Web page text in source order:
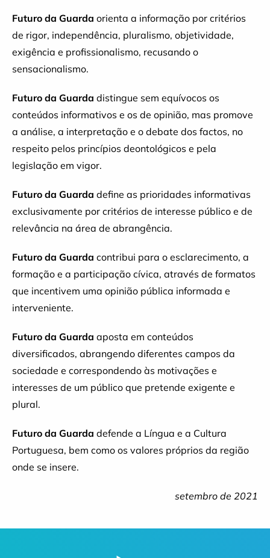
Futuro da Guarda orienta a informação por critérios
de rigor, independência, pluralismo, objetividade,
exigência e profissionalismo, recusando o
sensacionalismo.
Futuro da Guarda distingue sem equívocos os
conteúdos informativos e os de opinião, mas promove
a análise, a interpretação e o debate dos factos, no
respeito pelos princípios deontológicos e pela
legislação em vigor.
Futuro da Guarda define as prioridades informativas
exclusivamente por critérios de interesse público e de
relevância na área de abrangência.
Futuro da Guarda contribui para o esclarecimento, a
formação e a participação cívica, através de formatos
que incentivem uma opinião pública informada e
interveniente.
Futuro da Guarda aposta em conteúdos
diversificados, abrangendo diferentes campos da
sociedade e correspondendo às motivações e
interesses de um público que pretende exigente e
plural.
Futuro da Guarda defende a Língua e a Cultura
Portuguesa, bem como os valores próprios da região
onde se insere.
setembro de 2021